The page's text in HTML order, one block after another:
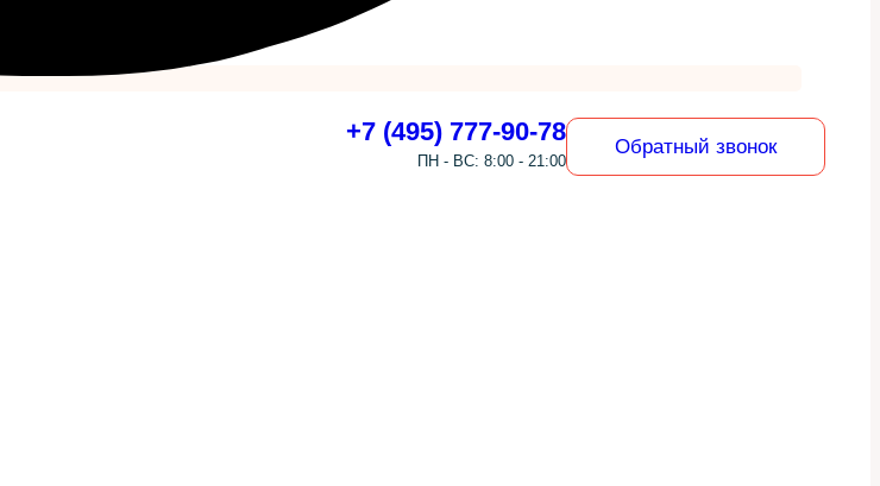
+7 (495) 777-90-78
ПН - ВС: 8:00 - 21:00
Обратный звонок